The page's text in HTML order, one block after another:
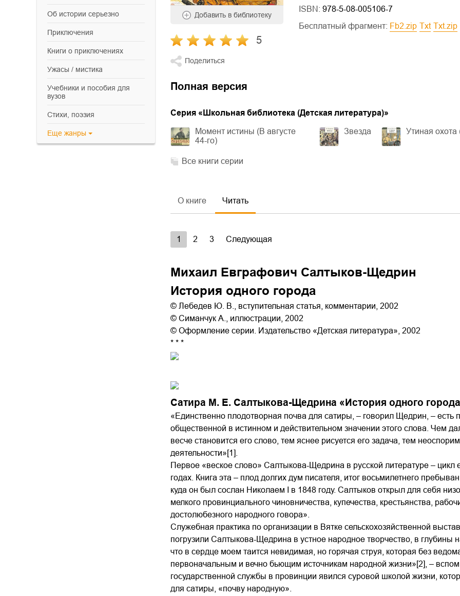
об истории серьезно
приключения
книги о приключениях
ужасы / мистика
учебники и пособия для
вузов
cтихи, поэзия
Еще жанры
Добавить в библиотеку
5
Поделиться
ISBN: 978-5-08-005106-7
Бесплатный фрагмент:
fb2.zip txt txt.zip
Полная версия
Cерия « Школьная библиотека (Детская литература)»
Момент истины (В августе
44-го)
Звезда Утиная охота
Все книги серии
О книге Читать
1 2 3 Следующая
Михаил Евграфович Салтыков-Щедрин
История одного города
© Лебедев Ю. В., вступительная статья, комментарии, 2002
© Симанчук А., иллюстрации, 2002
© Оформление серии. Издательство «Детская литература», 2002
* * *
Сатира М. Е. Салтыкова-Щедрина «История одного
«Единственно плодотворная почва для сатиры, – говорил Щедрин, – есть
общественной в истинном и действительном значении этого слова. Чем
весче становится его слово, тем яснее рисуется его задача, тем
деятельности»[1].
Первое «веское слово» Салтыкова-Щедрина в русской литературе – цикл
годах. Книга эта – плод долгих дум писателя, итог восьмилетнего
куда он был сослан Николаем I в 1848 году. Салтыков открыл для себя
мелкого провинциального чиновничества, купечества, крестьянства,
достолюбезного народного говора».
Служебная практика по организации в Вятке сельскохозяйственной
погрузили Салтыкова-Щедрина в устное народное творчество, в
что в сердце моем таится невидимая, но горячая струя, которая без
первоначальным и вечно бьющим источникам народной жизни»[2], –
государственной службы в провинции явился суровой школой жизни,
для сатиры, «почву народную».